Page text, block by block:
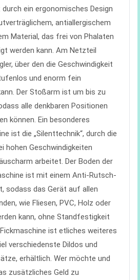
ein ergonomisches Design
antiallergischem
Material, das frei von Phalaten
werden kann. Am Netzteil
über den die Geschwindigkeit
und enorm fein
Der Stoßarm ist um bis zu
alle denkbaren Positionen
können. Ein besonderes
ist die „Silenttechnik“, durch die
hohen Geschwindigkeiten
arbeitet. Der Boden der
ist mit einem Anti-Rutsch-
sodass das Gerät auf allen
wie Fliesen, PVC, Holz oder
kann, ohne Standfestigkeit
ist etliches weiteres
verschiedenste Dildos und
erhältlich. Wer möchte und
zusätzliches Geld zu